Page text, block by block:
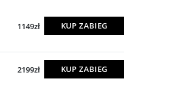
1149zł KUP ZABIEG
2199zł KUP ZABIEG